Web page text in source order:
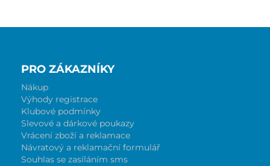
PRO ZÁKAZNÍKY
Nákup
Výhody registrace
Klubové podmínky
Slevové a dárkové poukazy
Vrácení zboží a reklamace
Návratový a reklamační formulář
Souhlas se zasíláním sms